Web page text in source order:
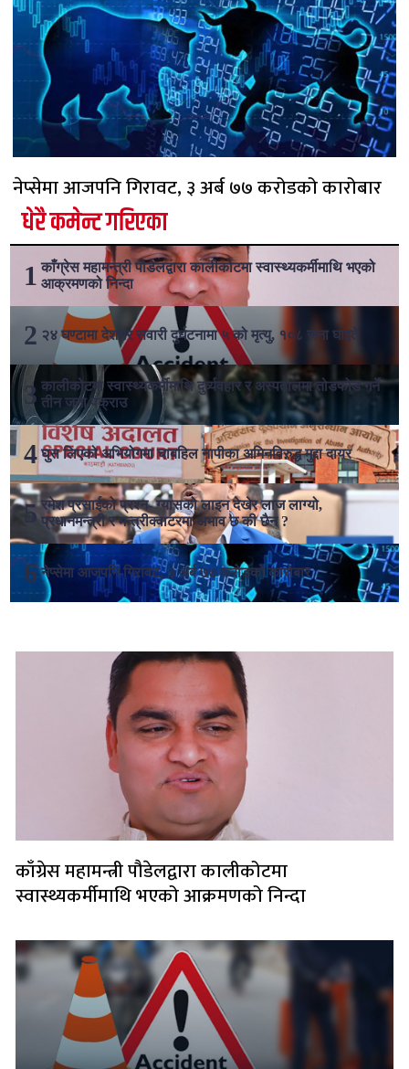
नेप्सेमा आजपनि गिरावट, ३ अर्ब ७७ करोडको कारोबार
धेरै कमेन्ट गरिएका
काँग्रेस महामन्त्री पौडेलद्वारा कालीकोटमा स्वास्थ्यकर्मीमाथि भएको
आक्रमणको निन्दा
२४ घण्टामा देशभर सवारी दुर्घटनामा ५ को मृत्यु, १०८ जना घाइते
कालीकोटमा स्वास्थ्यकर्मीमाथि दुर्व्यवहार र अस्पतालमा तोडफोड गर्ने
तीन जना पक्राउ
घुस लिएको अभियोगमा चाबहिल नापीका अमिनविरुद्ध मुद्दा दायर
रमेश प्रसाईको प्रश्न- ग्यासको लाइन देखेर लाज लाग्यो,
प्रधानमन्त्री र मन्त्रीक्वाटरमा अभाव छ की छैन ?
नेप्सेमा आजपनि गिरावट, ३ अर्ब ७७ करोडको कारोबार
काँग्रेस महामन्त्री पौडेलद्वारा कालीकोटमा
स्वास्थ्यकर्मीमाथि भएको आक्रमणको निन्दा